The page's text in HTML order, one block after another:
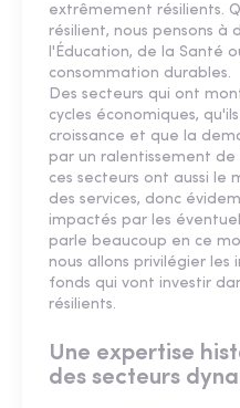
extrêmement résilients.
résilient, nous pensons à
l'Éducation, de la Santé
consommation durables.
Des secteurs qui ont
cycles économiques,
croissance et que la
par un ralentissement
ces secteurs ont aussi
des services, donc
impactés par les
parle beaucoup en ce
nous allons privilégier les
fonds qui vont investir
résilients.
Une expertise
des secteurs